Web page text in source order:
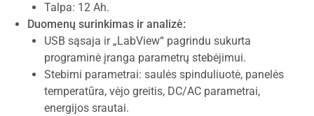
Talpa: 12 Ah.
Duomenų surinkimas ir analizė:
USB sąsaja ir „LabView“ pagrindu sukurta
programinė įranga parametrų stebėjimui.
Stebimi parametrai: saulės spinduliuotė, panelės
temperatūra, vėjo greitis, DC/AC parametrai,
energijos srautai.